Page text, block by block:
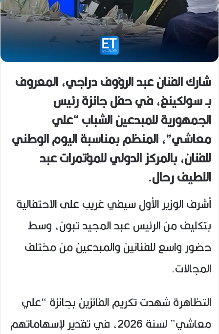
شارك الفنان عبد الرؤوف دراجي، المعروف
بـ سولكينغ، في حفل جائزة رئيس
الجمهورية للمبدعين الشباب “علي
معاشي”، المنظم بمناسبة اليوم الوطني
للفنان، بالمركز الدولي للمؤتمرات عبد
اللطيف رحال.
أشرف الوزير الأول سيفي غريب على الاحتفالية
بتكليف من الرئيس عبد المجيد تبون، وسط
حضور واسع للفنانين والمبدعين من مختلف
المجالات.
التظاهرة شهدت تكريم الفائزين بجائزة “علي
معاشي” لسنة 2026، في تقدير لإسهاماتهم